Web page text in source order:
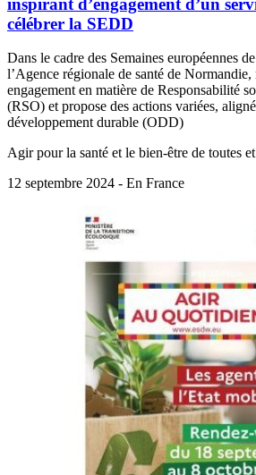
inspirant d’engagement d’un
célébrer la SEDD
Dans le cadre des Semaines européennes
l’Agence régionale de santé de Normandie,
engagement en matière de Responsabilité
(RSO) et propose des actions variées,
développement durable (ODD)
Agir pour la santé et le bien-être de toutes
12 septembre 2024 - En France